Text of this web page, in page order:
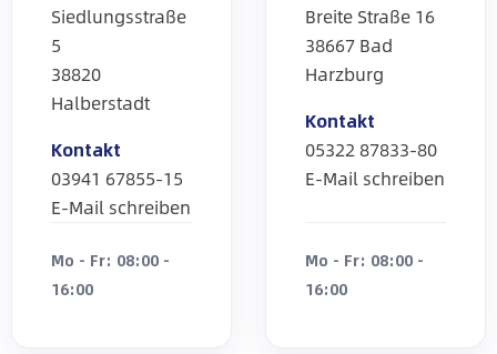
Siedlungsstraße
5
38820
Halberstadt
Kontakt
03941 67855-15
E-Mail schreiben
Mo - Fr: 08:00 -
16:00
Breite Straße 16
38667 Bad
Harzburg
Kontakt
05322 87833-80
E-Mail schreiben
Mo - Fr: 08:00 -
16:00